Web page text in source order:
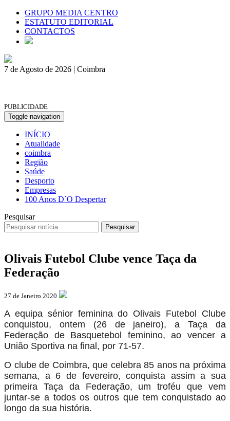
GRUPO MEDIA CENTRO
ESTATUTO EDITORIAL
CONTACTOS
7 de Agosto de 2026 | Coimbra
PUBLICIDADE
Toggle navigation
INÍCIO
Atualidade
coimbra
Região
Saúde
Desporto
Empresas
100 Anos D´O Despertar
Pesquisar
Pesquisar
Olivais Futebol Clube vence Taça da
Federação
27 de Janeiro 2020
A equipa sénior feminina do Olivais Futebol Clube
conquistou, ontem (26 de janeiro), a Taça da
Federação de Basquetebol feminino, ao vencer a
União Sportiva na final, por 71-57.
O clube de Coimbra, que celebra 85 anos na próxima
semana, a 6 de fevereiro, conquista assim a sua
primeira Taça da Federação, um troféu que vem
juntar-se a todos os outros que tem conquistado ao
longo da sua história.